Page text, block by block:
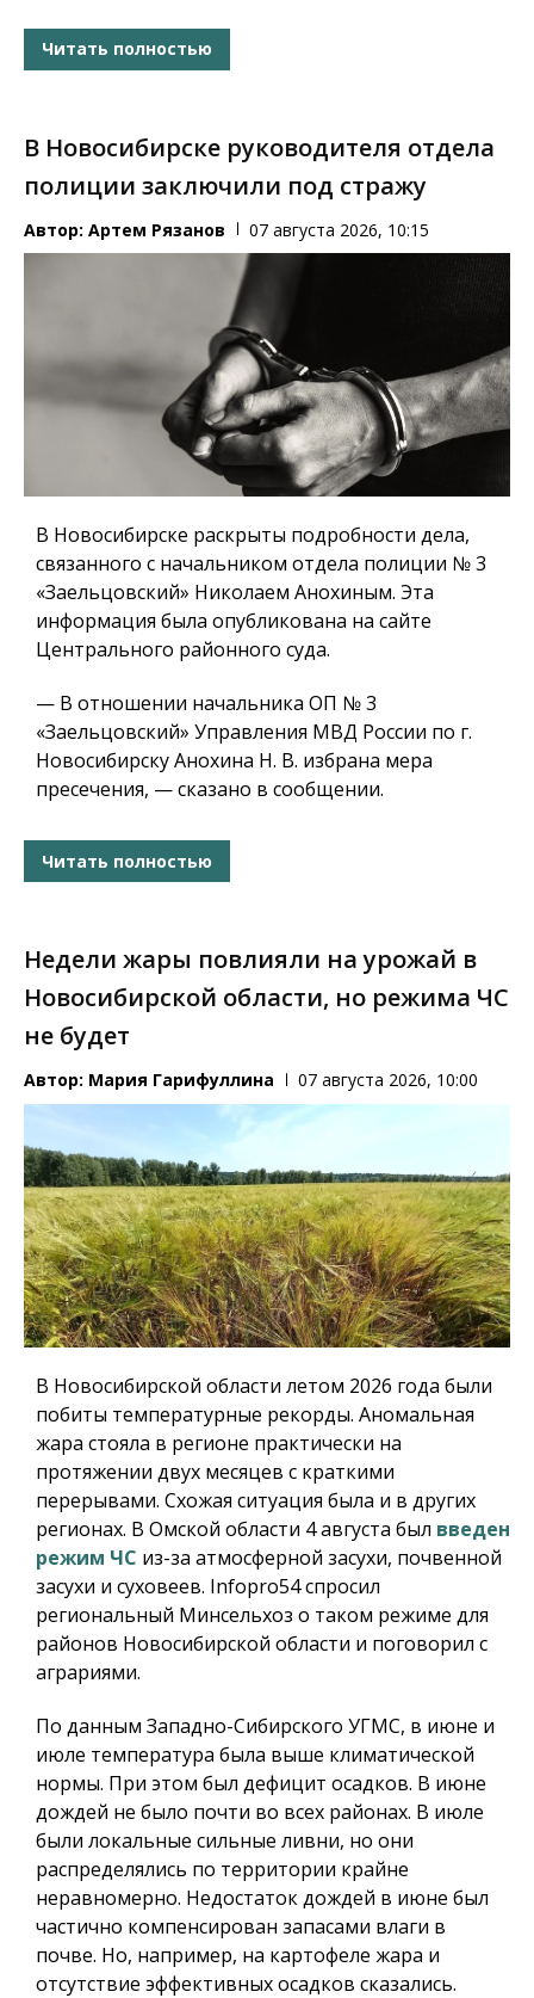
Читать полностью
В Новосибирске руководителя отдела
полиции заключили под стражу
Автор: Артем Рязанов 07 августа 2026, 10:15
В Новосибирске раскрыты подробности дела,
связанного с начальником отдела полиции № 3
«Заельцовский» Николаем Анохиным. Эта
информация была опубликована на сайте
Центрального районного суда.
— В отношении начальника ОП № 3
«Заельцовский» Управления МВД России по г.
Новосибирску Анохина Н. В. избрана мера
пресечения, — сказано в сообщении.
Читать полностью
Недели жары повлияли на урожай в
Новосибирской области, но режима ЧС
не будет
Автор: Мария Гарифуллина 07 августа 2026, 10:00
В Новосибирской области летом 2026 года были
побиты температурные рекорды. Аномальная
жара стояла в регионе практически на
протяжении двух месяцев с краткими
перерывами. Схожая ситуация была и в других
регионах. В Омской области 4 августа был введен
режим ЧС из-за атмосферной засухи, почвенной
засухи и суховеев. Infopro54спросил
региональный Минсельхоз о таком режиме для
районов Новосибирской области и поговорил с
аграриями.
По данным Западно-Сибирского УГМС, в июне и
июле температура была выше климатической
нормы. При этом был дефицит осадков. В июне
дождей не было почти во всех районах. В июле
были локальные сильные ливни, но они
распределялись по территории крайне
неравномерно. Недостаток дождей в июне был
частично компенсирован запасами влаги в
почве. Но, например, на картофеле жара и
отсутствие эффективных осадков сказались.